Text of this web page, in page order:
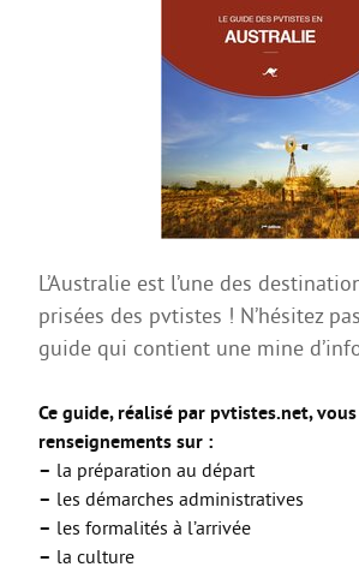
Accès aux soins
Accès aux droits et à la justice
Étranger·es en France
Agir au quotidien
Créer mon projet
Créer mon entreprise
Préparer sa candidature
Chercher un job
Qui peut m’accompagner ?
L’Australie est l’une des
prisées des pvtistes ! N’hésitez
guide qui contient une mine
Ce guide, réalisé par pvtistes.net,
renseignements sur :
– la préparation au départ
– les démarches administratives
– les formalités à l’arrivée
– la culture